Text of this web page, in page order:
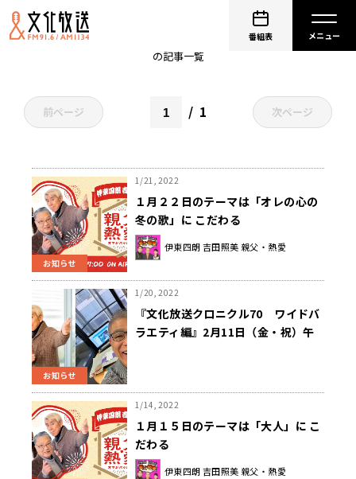
番組表
の記事一覧
前ページ 1 次ページ
お知らせ
1/21, 2022
１月２２日のテーマは「オレの心の
冬の歌」に こだわる
伊東四朗 吉田照美 親父・熱愛
お知らせ
1/20, 2022
『文化放送クロニクル70 ワイドバ
ラエティ編』2月11日（金・祝）午
1/14, 2022
１月１５日のテーマは「大人」に こ
だわる
伊東四朗 吉田照美 親父・熱愛